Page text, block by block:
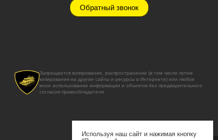
Обратный звонок
Запрещается копирование, распространение (в том числе путем
копирования на другие сайты и ресурсы в Интернете) или любое
иное использование информации и объектов без предварительного
согласия правообладателя.
Используя наш сайт и нажимая кнопку